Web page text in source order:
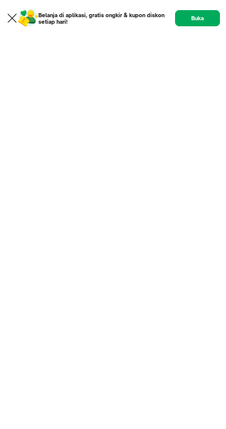
Belanja di aplikasi, gratis ongkir & kupon diskon
setiap hari!
Buka